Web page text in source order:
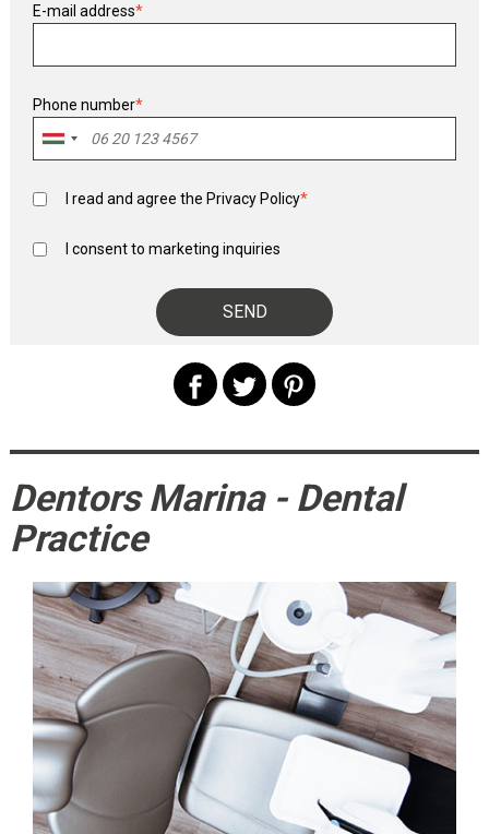
E-mail address*
Phone number*
I read and agree the Privacy Policy*
I consent to marketing inquiries
Dentors Marina - Dental
Practice